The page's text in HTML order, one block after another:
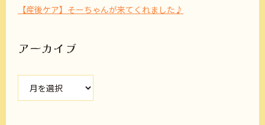
【産後ケア】そーちゃんが来てくれました♪
アーカイブ